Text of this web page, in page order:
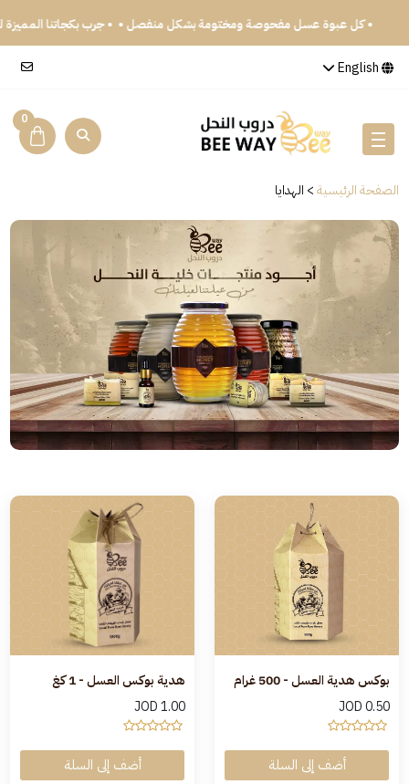
• كل عبوة عسل مفحوصة ومختومة بشكل منفصل • • جرب بكجاتنا
English
0
الصفحة الرئيسية> الهدايا
بوكس هدية العسل - 500 غرام
JOD0.50
أضف إلى السلة
هدية بوكس العسل - 1 كغ
JOD1.00
أضف إلى السلة